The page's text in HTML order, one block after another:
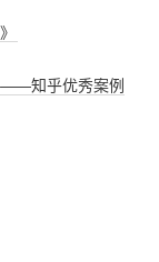
——知乎优秀案例